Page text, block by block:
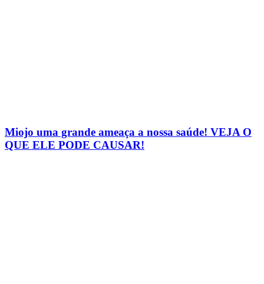
Miojo uma grande ameaça a nossa saúde! VEJA O
QUE ELE PODE CAUSAR!